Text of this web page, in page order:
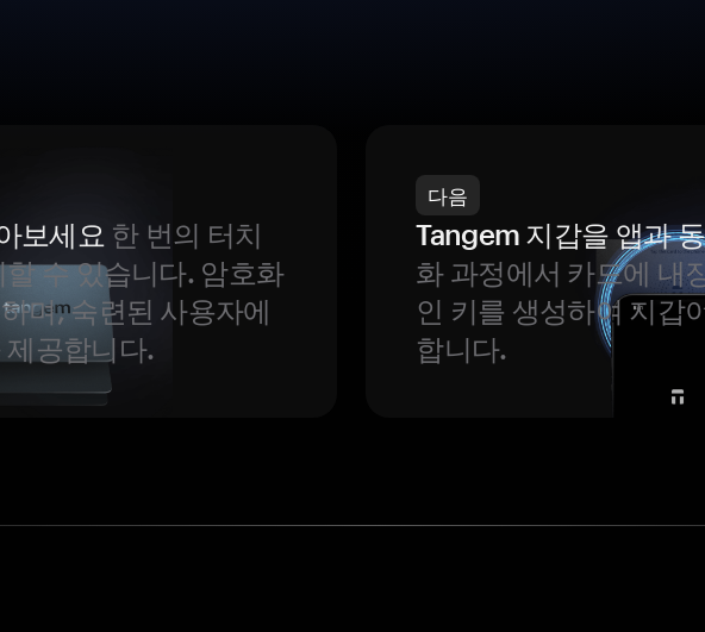
보세요 한 번의 터치
수 있습니다. 암호화
며, 숙련된 사용자에
공합니다.
다음
Tangem 지갑을 앱과
화 과정에서 카드에 내
인 키를 생성하여 지갑
합니다.